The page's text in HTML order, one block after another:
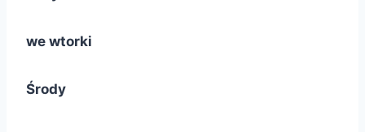
we wtorki
Środy